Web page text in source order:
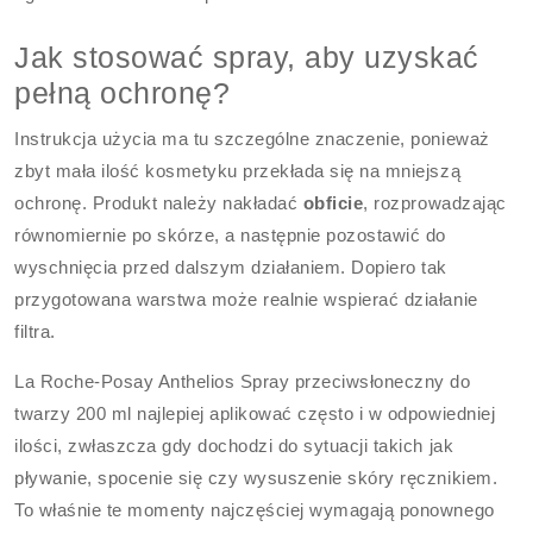
Jak stosować spray, aby uzyskać
pełną ochronę?
Instrukcja użycia ma tu szczególne znaczenie, ponieważ
zbyt mała ilość kosmetyku przekłada się na mniejszą
ochronę. Produkt należy nakładać obficie, rozprowadzając
równomiernie po skórze, a następnie pozostawić do
wyschnięcia przed dalszym działaniem. Dopiero tak
przygotowana warstwa może realnie wspierać działanie
filtra.
La Roche-Posay Anthelios Spray przeciwsłoneczny do
twarzy 200 ml najlepiej aplikować często i w odpowiedniej
ilości, zwłaszcza gdy dochodzi do sytuacji takich jak
pływanie, spocenie się czy wysuszenie skóry ręcznikiem.
To właśnie te momenty najczęściej wymagają ponownego